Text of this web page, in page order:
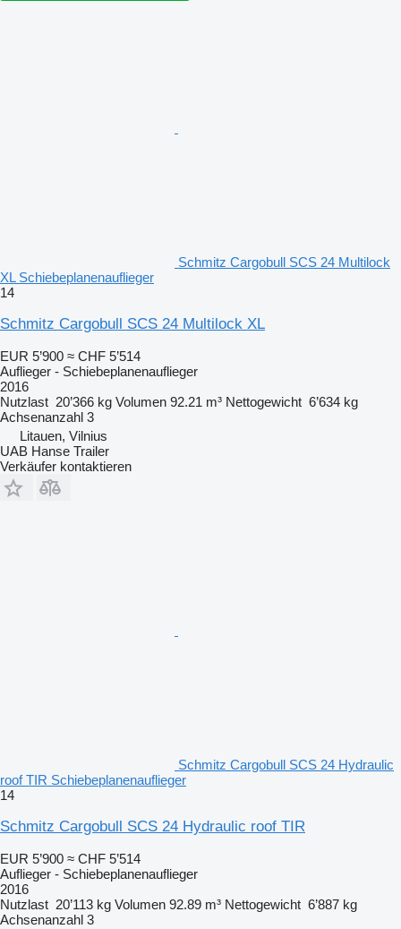
Schmitz Cargobull SCS 24 Multilock
XL Schiebeplanenauflieger
14
Schmitz Cargobull SCS 24 Multilock XL
EUR 5’900 ≈ CHF 5’514
Auflieger - Schiebeplanenauflieger
2016
Nutzlast 20’366 kg Volumen 92.21 m³ Nettogewicht 6’634 kg
Achsenanzahl 3
Litauen, Vilnius
UAB Hanse Trailer
Verkäufer kontaktieren
Schmitz Cargobull SCS 24 Hydraulic
roof TIR Schiebeplanenauflieger
14
Schmitz Cargobull SCS 24 Hydraulic roof TIR
EUR 5’900 ≈ CHF 5’514
Auflieger - Schiebeplanenauflieger
2016
Nutzlast 20’113 kg Volumen 92.89 m³ Nettogewicht 6’887 kg
Achsenanzahl 3